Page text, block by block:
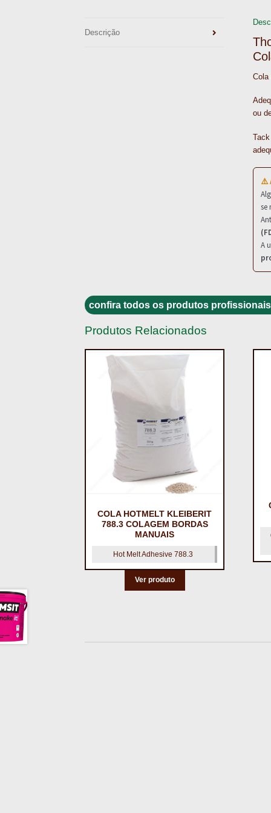
Descrição
Cola
ou
⚠️
se
A
confira todos os produtos
Produtos Relacionados
COLA HOTMELT KLEIBERIT
788.3 COLAGEM BORDAS
MANUAIS
Hot Melt Adhesive 788.3
Ver produto